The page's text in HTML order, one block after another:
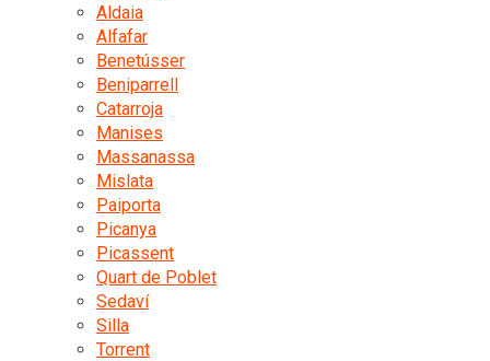
Aldaia
Alfafar
Benetússer
Beniparrell
Catarroja
Manises
Massanassa
Mislata
Paiporta
Picanya
Picassent
Quart de Poblet
Sedaví
Silla
Torrent